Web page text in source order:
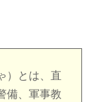
）とは、直
備、軍事教